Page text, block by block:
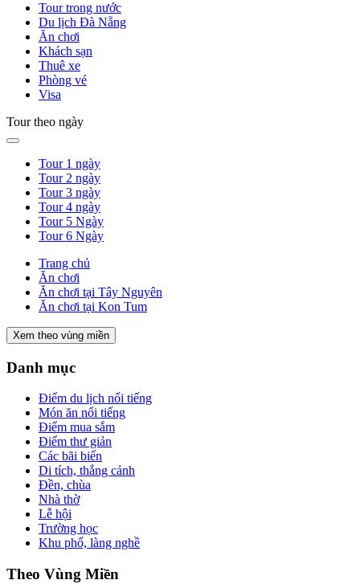
Tour trong nước
Du lịch Đà Nẵng
Ăn chơi
Khách sạn
Thuê xe
Phòng vé
Visa
Tour theo ngày
Tour 1 ngày
Tour 2 ngày
Tour 3 ngày
Tour 4 ngày
Tour 5 Ngày
Tour 6 Ngày
Trang chủ
Ăn chơi
Ăn chơi tại Tây Nguyên
Ăn chơi tại Kon Tum
Xem theo vùng miền
Danh mục
Điểm du lịch nổi tiếng
Món ăn nổi tiếng
Điểm mua sắm
Điểm thư giản
Các bãi biển
Di tích, thắng cảnh
Đền, chùa
Nhà thờ
Lễ hội
Trường học
Khu phố, làng nghề
Theo Vùng Miền